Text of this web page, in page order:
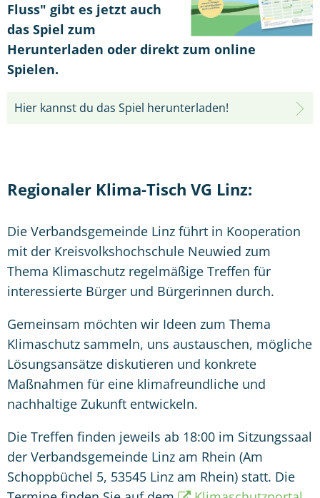
Fluss" gibt es jetzt auch
das Spiel zum
Herunterladen oder direkt zum online
Spielen.
Hier kannst du das Spiel herunterladen!
Regionaler Klima-Tisch VG Linz:
Die Verbandsgemeinde Linz führt in Kooperation
mit der Kreisvolkshochschule Neuwied zum
Thema Klimaschutz regelmäßige Treffen für
interessierte Bürger und Bürgerinnen durch.
Gemeinsam möchten wir Ideen zum Thema
Klimaschutz sammeln, uns austauschen, mögliche
Lösungsansätze diskutieren und konkrete
Maßnahmen für eine klimafreundliche und
nachhaltige Zukunft entwickeln.
Die Treffen finden jeweils ab 18:00 im Sitzungssaal
der Verbandsgemeinde Linz am Rhein (Am
Schoppbüchel 5, 53545 Linz am Rhein) statt. Die